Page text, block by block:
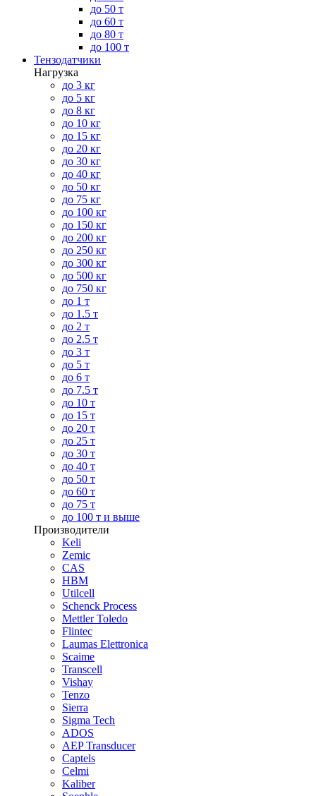
до 50 т
до 60 т
до 80 т
до 100 т
Тензодатчики
Нагрузка
до 3 кг
до 5 кг
до 8 кг
до 10 кг
до 15 кг
до 20 кг
до 30 кг
до 40 кг
до 50 кг
до 75 кг
до 100 кг
до 150 кг
до 200 кг
до 250 кг
до 300 кг
до 500 кг
до 750 кг
до 1 т
до 1.5 т
до 2 т
до 2.5 т
до 3 т
до 5 т
до 6 т
до 7.5 т
до 10 т
до 15 т
до 20 т
до 25 т
до 30 т
до 40 т
до 50 т
до 60 т
до 75 т
до 100 т и выше
Производители
Keli
Zemic
CAS
HBM
Utilcell
Schenck Process
Mettler Toledo
Flintec
Laumas Elettronica
Scaime
Transcell
Vishay
Tenzo
Sierra
Sigma Tech
ADOS
AEP Transducer
Captels
Celmi
Kaliber